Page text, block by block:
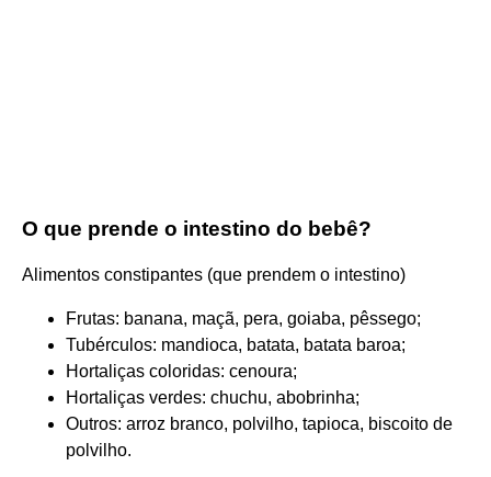
O que prende o intestino do bebê?
Alimentos constipantes (que prendem o intestino)
Frutas: banana, maçã, pera, goiaba, pêssego;
Tubérculos: mandioca, batata, batata baroa;
Hortaliças coloridas: cenoura;
Hortaliças verdes: chuchu, abobrinha;
Outros: arroz branco, polvilho, tapioca, biscoito de
polvilho.